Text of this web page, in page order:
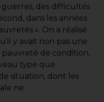
guerres, des difficultés
dans les années
». On a réalisé
y avait non pas une
pauvreté de condition,
type que
situation, dont les
ne